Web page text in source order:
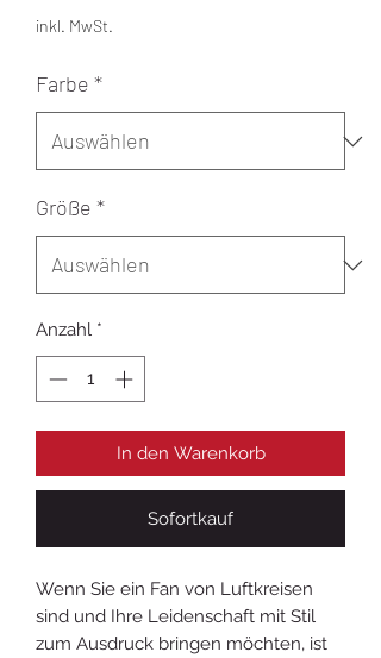
inkl. MwSt.
Farbe *
Größe *
Anzahl *
In den Warenkorb
Sofortkauf
Wenn Sie ein Fan von Luftkreisen
sind und Ihre Leidenschaft mit Stil
zum Ausdruck bringen möchten, ist